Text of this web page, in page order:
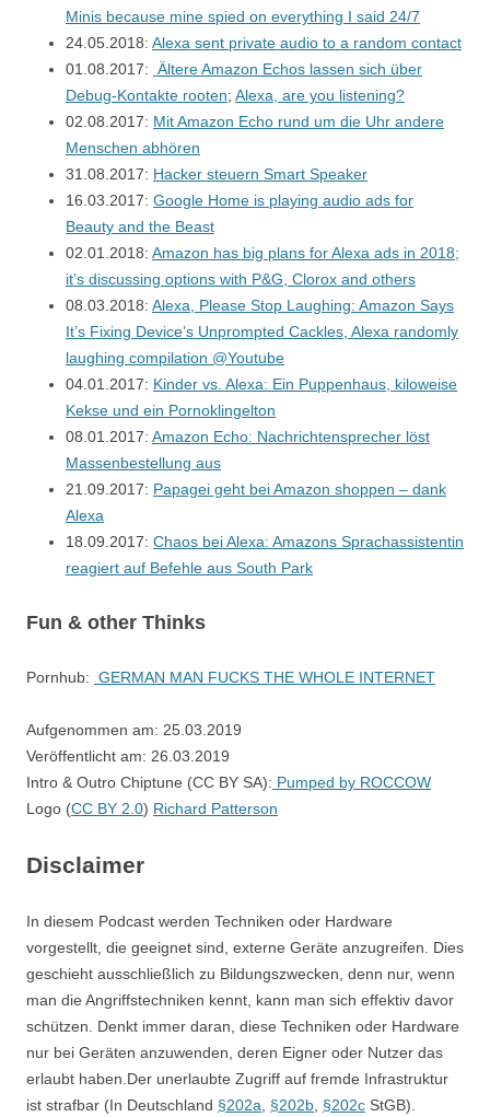
Minis because mine spied on everything I said 24/7
24.05.2018: Alexa sent private audio to a random contact
01.08.2017: Ältere Amazon Echos lassen sich über
Debug-Kontakte rooten; Alexa, are you listening?
02.08.2017: Mit Amazon Echo rund um die Uhr andere
Menschen abhören
31.08.2017: Hacker steuern Smart Speaker
16.03.2017: Google Home is playing audio ads for
Beauty and the Beast
02.01.2018: Amazon has big plans for Alexa ads in 2018;
it’s discussing options with P&G, Clorox and others
08.03.2018: Alexa, Please Stop Laughing: Amazon Says
It’s Fixing Device’s Unprompted Cackles Alexa randomly
laughing compilation @Youtube
04.01.2017: Kinder vs. Alexa: Ein Puppenhaus, kiloweise
Kekse und ein Pornoklingelton
08.01.2017: Amazon Echo: Nachrichtensprecher löst
Massenbestellung aus
21.09.2017: Papagei geht bei Amazon shoppen – dank
Alexa
18.09.2017: Chaos bei Alexa: Amazons Sprachassistentin
reagiert auf Befehle aus South Park
Fun & other Thinks
Pornhub: GERMAN MAN FUCKS THE WHOLE INTERNET
Aufgenommen am: 25.03.2019
Veröffentlicht am: 26.03.2019
Intro & Outro Chiptune (CC BY SA): Pumped by ROCCOW
Logo (CC BY 2.0) Richard Patterson
Disclaimer
In diesem Podcast werden Techniken oder Hardware
vorgestellt, die geeignet sind, externe Geräte anzugreifen. Dies
geschieht ausschließlich zu Bildungszwecken, denn nur, wenn
man die Angriffstechniken kennt, kann man sich effektiv davor
schützen. Denkt immer daran, diese Techniken oder Hardware
nur bei Geräten anzuwenden, deren Eigner oder Nutzer das
erlaubt haben.Der unerlaubte Zugriff auf fremde Infrastruktur
ist strafbar (In Deutschland §202a §202b §202c StGB).